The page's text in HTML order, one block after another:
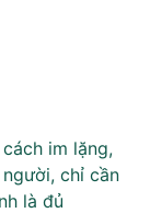
im lặng,
chỉ cần
là đủ